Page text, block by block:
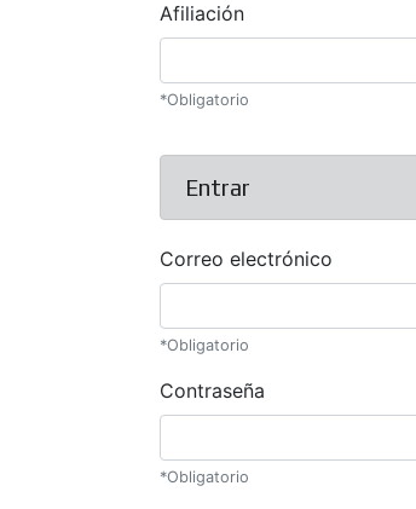
Afiliación
*Obligatorio
Entrar
Correo electrónico
*Obligatorio
Contraseña
*Obligatorio